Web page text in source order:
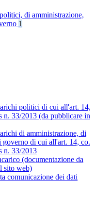
di amministrazione,
1
politici di cui all'art. 14,
n. 33/2013 (da pubblicare in
di amministrazione, di
governo di cui all'art. 14, co.
n. 33/2013
(documentazione da
sito web)
comunicazione dei dati